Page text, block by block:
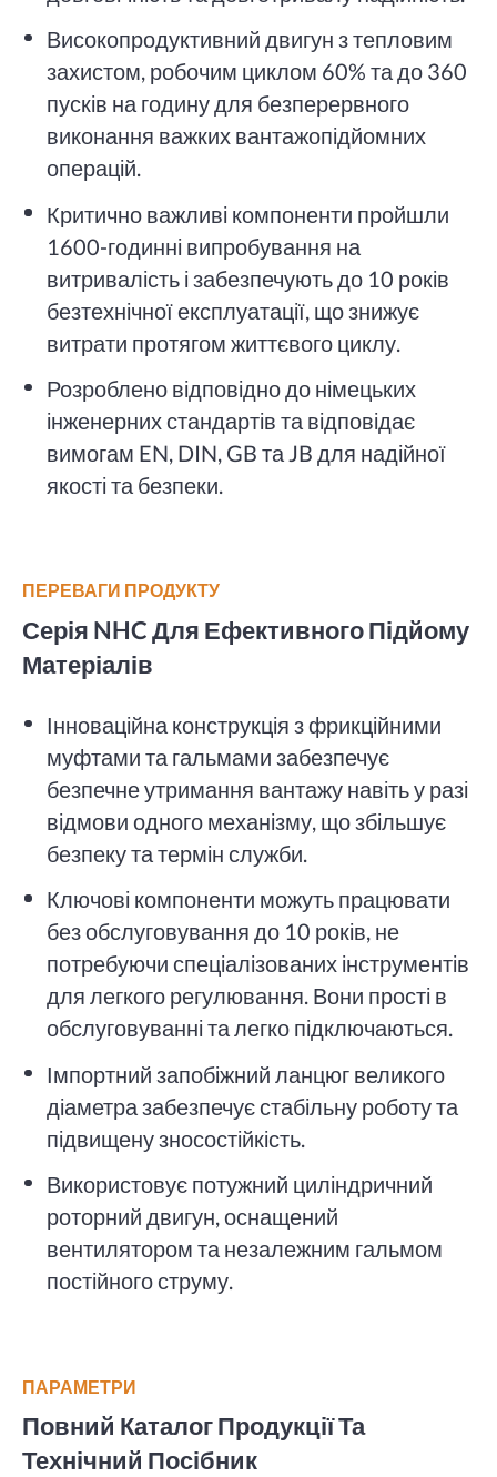
Високопродуктивний двигун з тепловим
захистом, робочим циклом 60% та до 360
пусків на годину для безперервного
виконання важких вантажопідйомних
операцій.
Критично важливі компоненти пройшли
1600-годинні випробування на
витривалість і забезпечують до 10 років
безтехнічної експлуатації, що знижує
витрати протягом життєвого циклу.
Розроблено відповідно до німецьких
інженерних стандартів та відповідає
вимогам EN, DIN, GB та JB для надійної
якості та безпеки.
ПЕРЕВАГИ ПРОДУКТУ
Серія NHC Для Ефективного Підйому
Матеріалів
Інноваційна конструкція з фрикційними
муфтами та гальмами забезпечує
безпечне утримання вантажу навіть у разі
відмови одного механізму, що збільшує
безпеку та термін служби.
Ключові компоненти можуть працювати
без обслуговування до 10 років, не
потребуючи спеціалізованих інструментів
для легкого регулювання. Вони прості в
обслуговуванні та легко підключаються.
Імпортний запобіжний ланцюг великого
діаметра забезпечує стабільну роботу та
підвищену зносостійкість.
Використовує потужний циліндричний
роторний двигун, оснащений
вентилятором та незалежним гальмом
постійного струму.
ПАРАМЕТРИ
Повний Каталог Продукції Та
Технічний Посібник